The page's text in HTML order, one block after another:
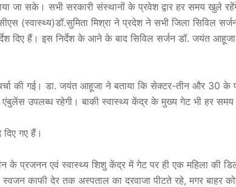
जा सके। सभी सरकारी संस्थानों के प्रवेश द्वार हर समय खुले
(स्वास्थ्य)डॉ.सुमिता मिश्रा ने प्रदेश ने सभी जिला सिविल
दिए हैं। इस निर्देश के आने के बाद सिविल सर्जन डॉ. जयंत आहूजा
चर्चा की गई। डा. जयंत आहूजा ने बताया कि सेक्टर-तीन और 30 के
उपलब्ध रहेगी। बाकी स्वास्थ्य केंद्र के मुख्य गेट भी हर
दिए गए हैं।
के प्रजनन एवं स्वास्थ्य शिशु केंद्र में गेट पर ही एक महिला की
काफी देर तक अस्पताल का दरवाजा पीटते रहे, मगर बाहर